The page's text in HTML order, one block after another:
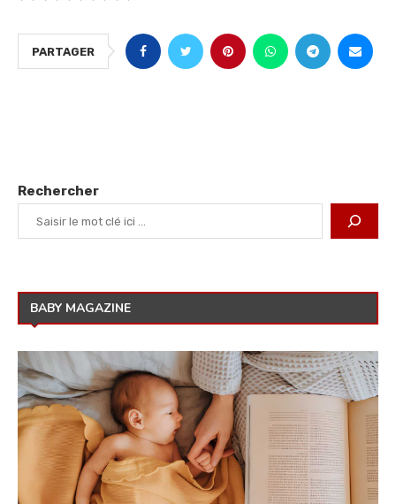
PARTAGER
Rechercher
BABY MAGAZINE